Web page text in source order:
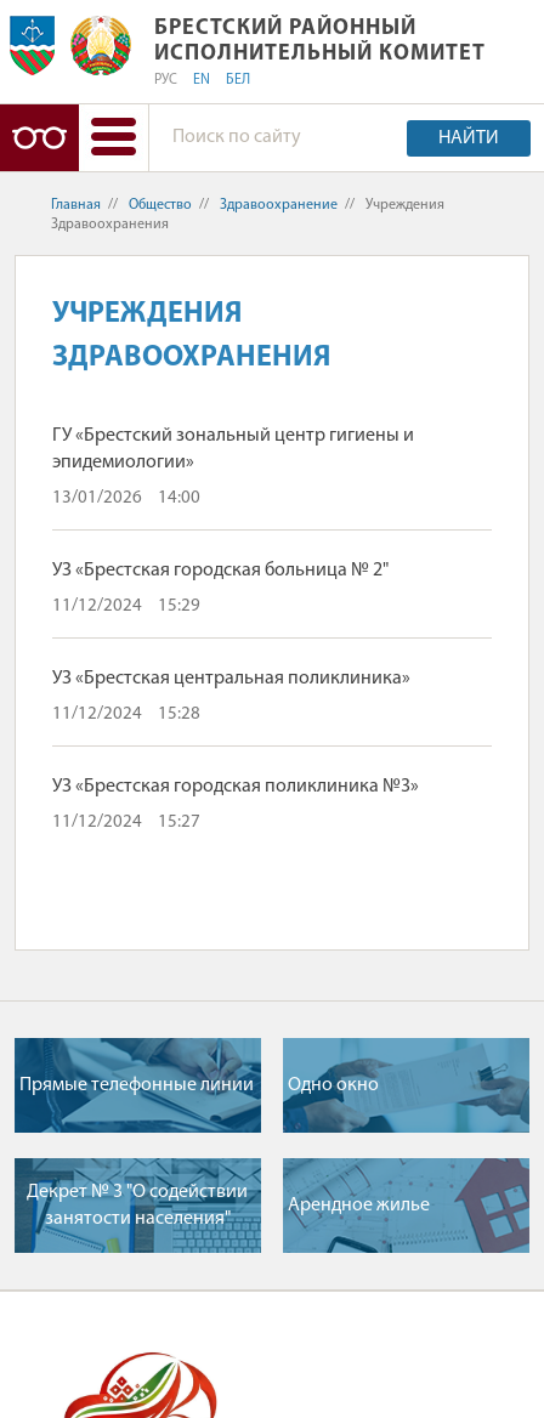
БРЕСТСКИЙ РАЙОННЫЙ
БРЕСТСКИЙ РАЙОННЫЙ
ИСПОЛНИТЕЛЬНЫЙ КОМИТЕТ
РУС EN БЕЛ
НАЙТИ
Главная // Общество // Здравоохранение //
Учреждения
Здравоохранения
УЧРЕЖДЕНИЯ
ЗДРАВООХРАНЕНИЯ
ГУ «Брестский зональный центр гигиены и
эпидемиологии»
13/01/2026 14:00
УЗ «Брестская городская больница № 2"
11/12/2024 15:29
УЗ «Брестская центральная поликлиника»
11/12/2024 15:28
УЗ «Брестская городская поликлиника №3»
11/12/2024 15:27
Прямые телефонные линии Одно окно
Декрет № 3 "О содействии
занятости населения"
Арендное жилье